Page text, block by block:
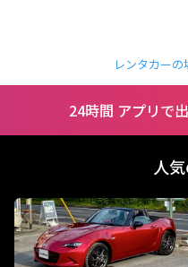
レンタカー
24時間 アプリで
人